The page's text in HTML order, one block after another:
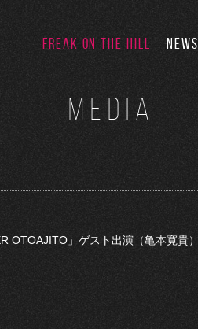
FREAK ON THE HILL NEWS
MEDIA
OTOAJITO」ゲスト出演（亀本寛貴）